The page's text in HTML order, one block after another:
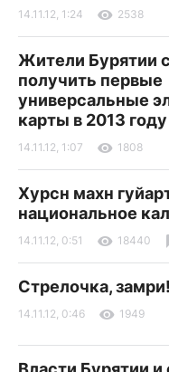
14.11.12, 1:24 2538
Жители Бурятии
получить первые
универсальные
карты в 2013 году
14.11.12, 1:07 1808
Хурсн махн
национальное
14.11.12, 0:51 18440
Стрелочка, замри!
14.11.12, 0:46 1949